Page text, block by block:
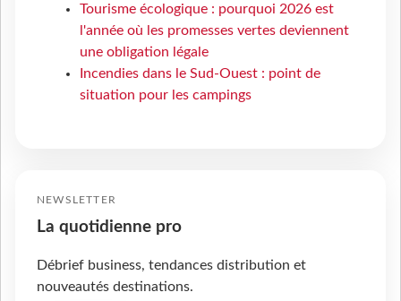
Tourisme écologique : pourquoi 2026 est
l'année où les promesses vertes deviennent
une obligation légale
Incendies dans le Sud-Ouest : point de
situation pour les campings
NEWSLETTER
La quotidienne pro
Débrief business, tendances distribution et
nouveautés destinations.